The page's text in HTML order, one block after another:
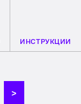
ИНСТРУКЦИИ
>